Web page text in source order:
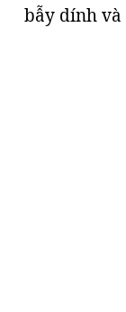
bẫy dính và